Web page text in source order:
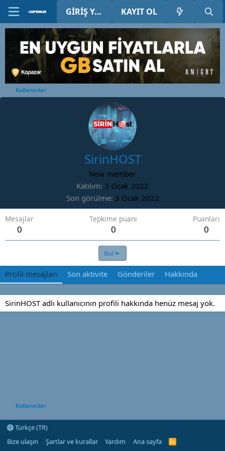
GIRIŞ YAP KAYIT OL
Kullanıcılar
SirinHOST
New member
Katılım 3 Ocak 2022
Son görülme 3 Ocak 2022
Mesajlar
0
Tepkime puanı
0
Puanları
0
Bul
Profil mesajları Son aktivite Gönderiler Hakkında
SirinHOST adlı kullanıcının profili hakkında henüz mesaj yok.
Kullanıcılar
Türkçe (TR)
Bize ulaşın
Şartlar ve kurallar Yardım Ana sayfa
R